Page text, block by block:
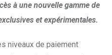
à une nouvelle gamme de
et expérimentales.
niveaux de paiement